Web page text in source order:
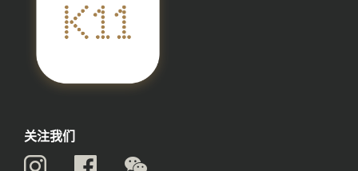
关注我们